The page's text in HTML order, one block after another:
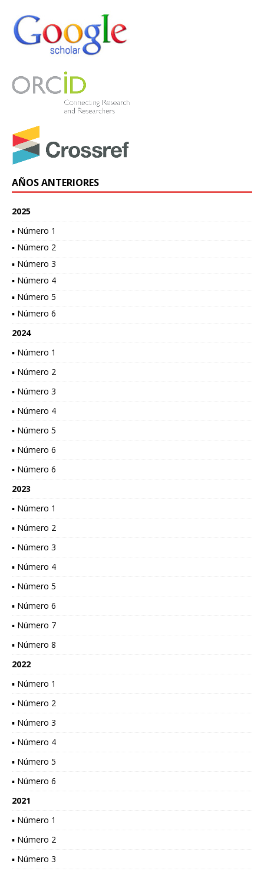
AÑOS ANTERIORES
2025
▪ Número 1
▪ Número 2
▪ Número 3
▪ Número 4
▪ Número 5
▪ Número 6
2024
▪ Número 1
▪ Número 2
▪ Número 3
▪ Número 4
▪ Número 5
▪ Número 6
▪ Número 6
2023
▪ Número 1
▪ Número 2
▪ Número 3
▪ Número 4
▪ Número 5
▪ Número 6
▪ Número 7
▪ Número 8
2022
▪ Número 1
▪ Número 2
▪ Número 3
▪ Número 4
▪ Número 5
▪ Número 6
2021
▪ Número 1
▪ Número 2
▪ Número 3